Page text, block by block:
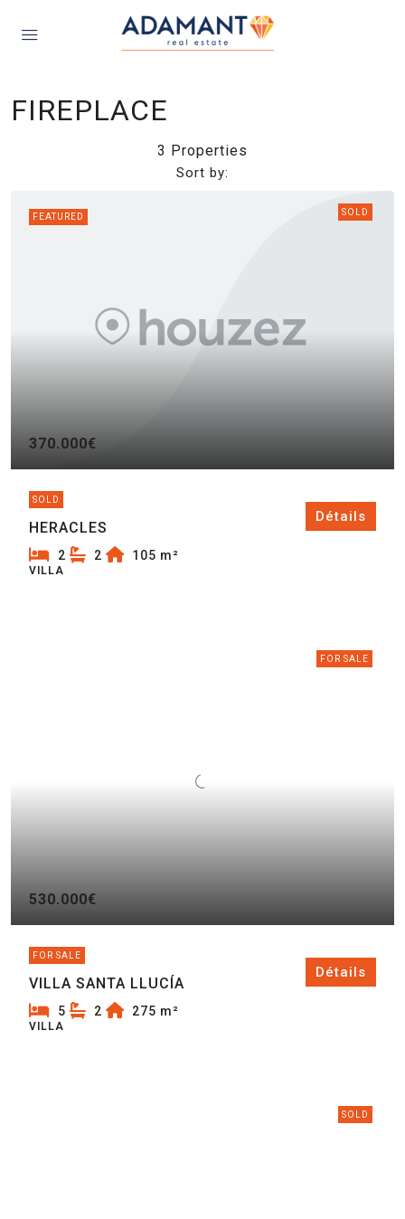
FIREPLACE
3 Properties
Sort by:
FEATURED SOLD
370.000€
SOLD
HERACLES
2 2 105 m²
VILLA
Détails
FOR SALE
530.000€
FOR SALE
VILLA SANTA LLUCÍA
5 2 275 m²
VILLA
Détails
SOLD